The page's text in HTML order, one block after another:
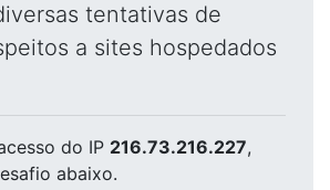
tentativas de
a sites hospedados
do IP 216.73.216.227,
abaixo.